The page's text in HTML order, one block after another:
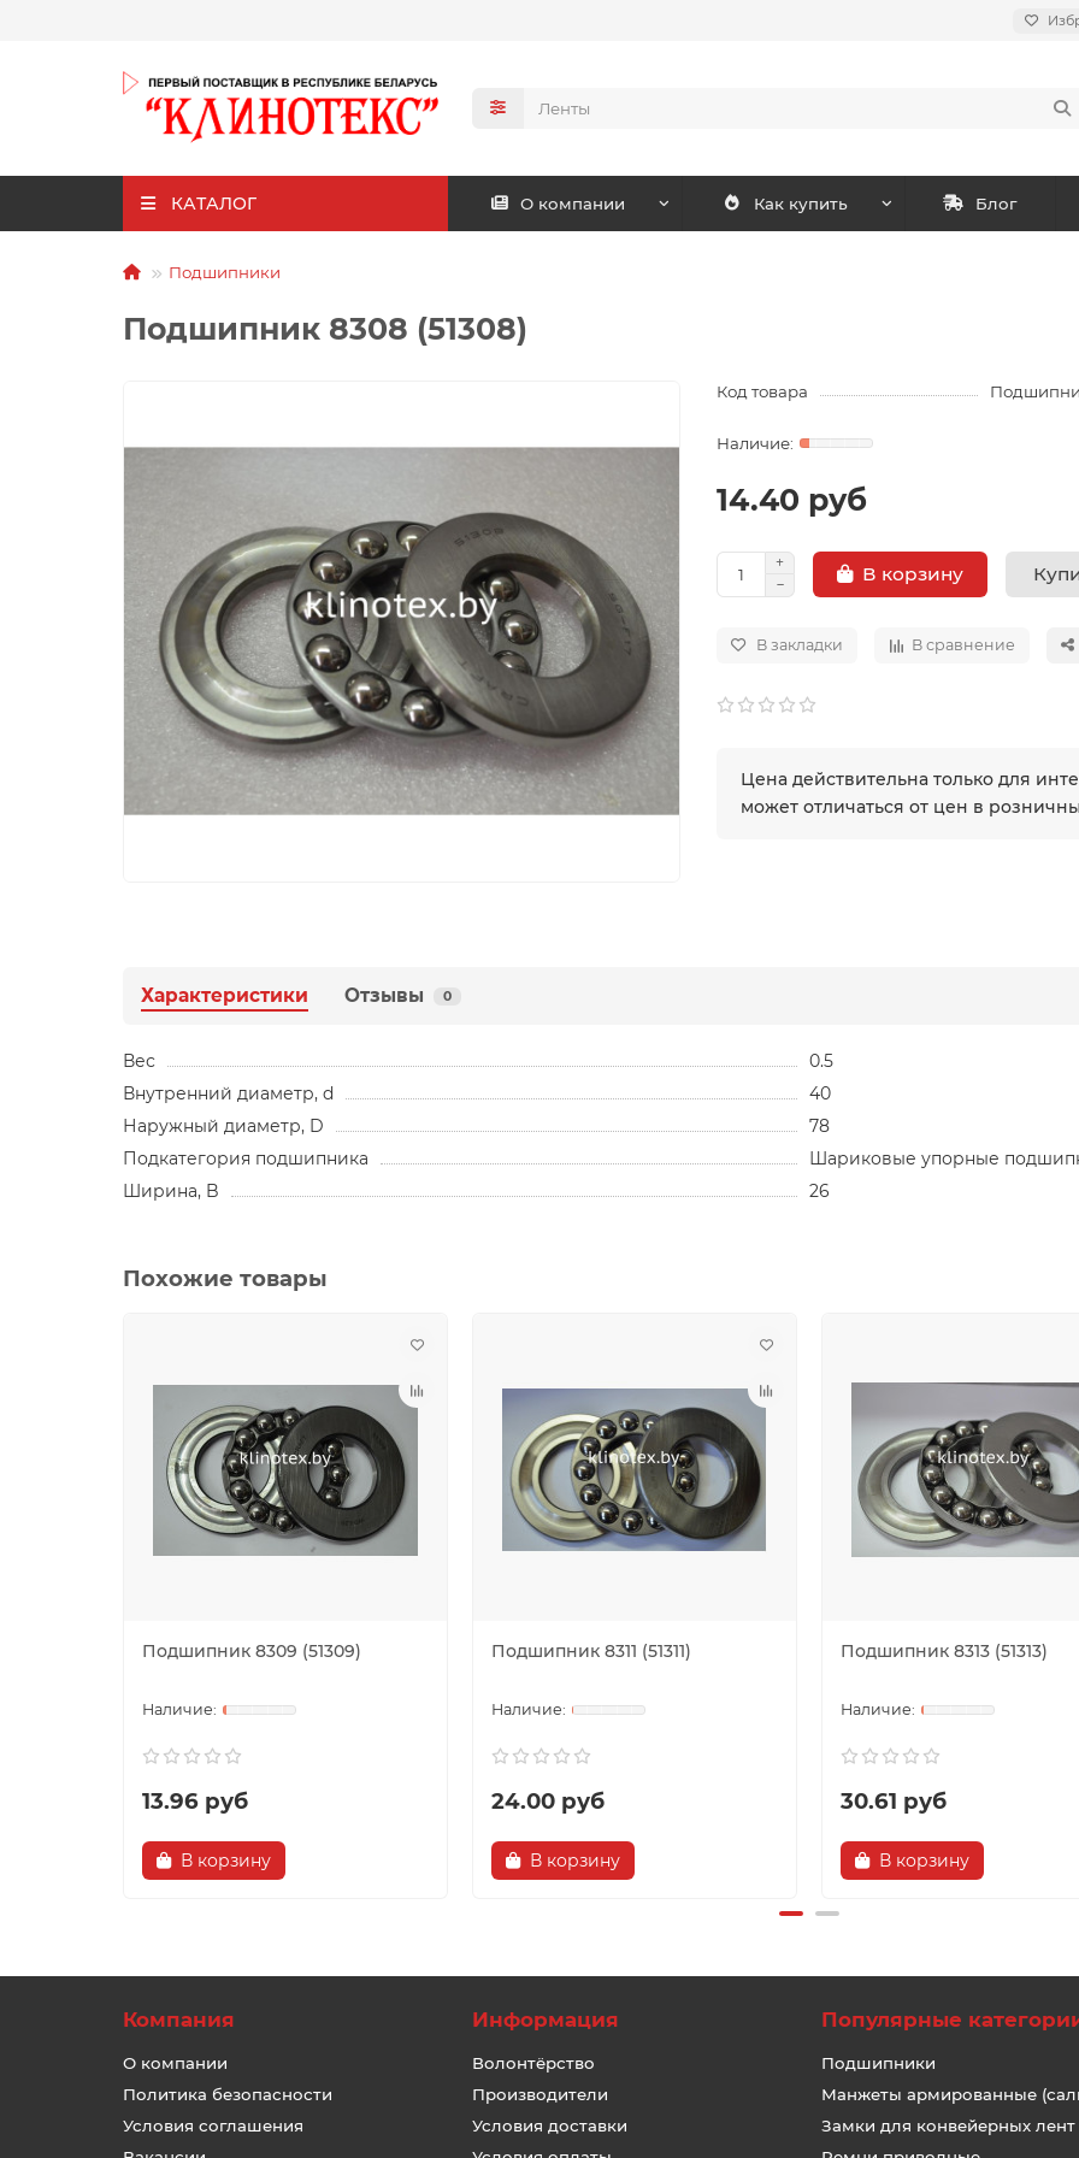
КАТАЛОГ О компании Как купить Блог
Подшипники
Подшипник 8308 (51308)
Код товара
14.40 руб
В корзину
В закладки В сравнение
Цена действительна только для
может отличаться от цен в
Характеристики Отзывы 0
Вес
0.5
Внутренний диаметр, d
40
Наружный диаметр, D
78
Подкатегория подшипника
Шариковые упорные
Ширина, B
26
Похожие товары
Подшипник 8309 (51309)
13.96 руб
В корзину
Подшипник 8311 (51311)
24.00 руб
В корзину
Подшипник 8313 (51313)
30.61 руб
В корзину
Компания
О компании
Политика безопасности
Условия соглашения
Информация
Волонтёрство
Производители
Условия доставки
Популярные
Подшипники
Манжеты армированные
Замки для конвейерных лент